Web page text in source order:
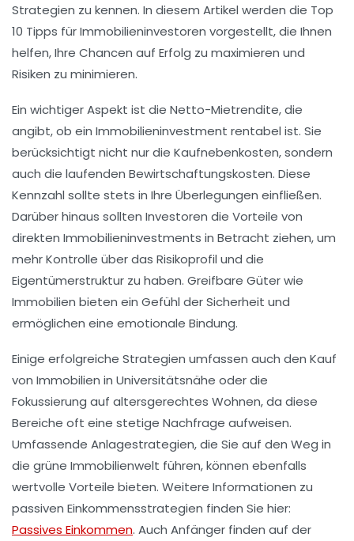
Strategien zu kennen. In diesem Artikel werden die Top
10 Tipps fürImmobilieninvestoren vorgestellt, die Ihnen
helfen, Ihre Chancen auf Erfolg zu maximieren und
Risiken zu minimieren.
Ein wichtiger Aspekt ist die Netto-Mietrendite, die
angibt, ob ein Immobilieninvestment rentabel ist. Sie
berücksichtigt nicht nur die Kaufnebenkosten, sondern
auch die laufenden Bewirtschaftungskosten. Diese
Kennzahl sollte stets in Ihre Überlegungen einfließen.
Darüber hinaus sollten Investoren die Vorteile von
direkten Immobilieninvestments in Betracht ziehen, um
mehr Kontrolle über das Risikoprofil und die
Eigentümerstruktur zu haben. Greifbare Güterwie
Immobilien bieten ein Gefühl der Sicherheit und
ermöglichen eine emotionale Bindung.
Einige erfolgreiche Strategien umfassen auch den Kauf
von Immobilien in Universitätsnähe oder die
Fokussierung auf altersgerechtes Wohnen, da diese
Bereiche oft eine stetige Nachfrage aufweisen.
Umfassende Anlagestrategien, die Sie auf den Weg in
die grüne Immobilienwelt führen, können ebenfalls
wertvolle Vorteile bieten. Weitere Informationen zu
passiven Einkommensstrategien finden Sie hier:
Passives Einkommen. Auch Anfänger finden auf der